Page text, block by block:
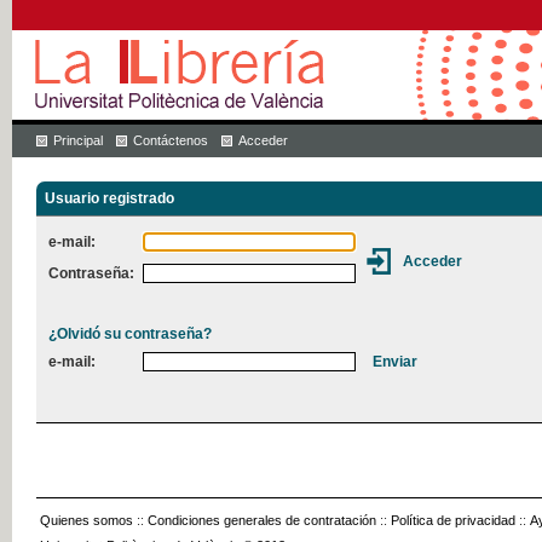
Principal Contáctenos Acceder
Usuario registrado
e-mail:
Contraseña:
¿Olvidó su contraseña?
e-mail:
Quienes somos :: Condiciones generales de contratación :: Política de privacidad ::